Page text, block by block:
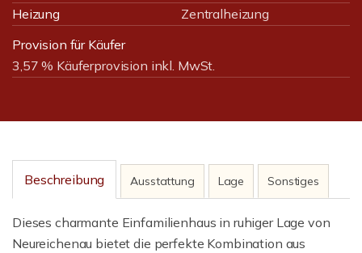
Heizung
Zentralheizung
Provision für Käufer
3,57 % Käuferprovision inkl. MwSt.
Beschreibung Ausstattung Lage Sonstiges
Dieses charmante Einfamilienhaus in ruhiger Lage von
Neureichenau bietet die perfekte Kombination aus